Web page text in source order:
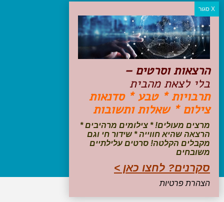
קטגוריות פופולריות
יעדים
טיולים בישראל
מלונות בוטיק בישראל
טיפים והמלצות
הכנות לנסיעה
טיולי ג'יפים
טיולים עם ילדים
שייט, הפלגות, קרוזים
עקבו אחרינו בפייסבוק
הרצאות וסרטים –
בלי לצאת מהבית
תרבויות * טבע * סדנאות
צילום * שאלות ותשובות
מרצים מעולים! * צילומים מרהיבים *
הרצאה שהיא חווייה * שידור חי וגם
מקבלים הקלטה! סרטים עלילתיים
משובחים
סקרנים? לחצו כאן >
הצהרת פרטיות